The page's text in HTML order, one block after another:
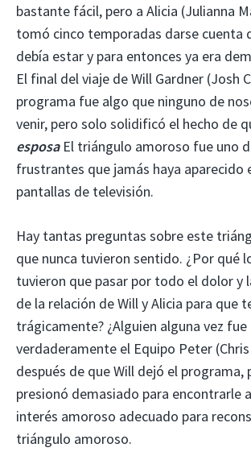
bastante fácil, pero a Alicia (Julianna
tomó cinco temporadas darse cuenta
debía estar y para entonces ya era
El final del viaje de Will Gardner (Josh
programa fue algo que ninguno de
venir, pero solo solidificó el hecho de
esposaEl triángulo amoroso fue uno
frustrantes que jamás haya aparecido
pantallas de televisión.
Hay tantas preguntas sobre este
que nunca tuvieron sentido. ¿Por qué
tuvieron que pasar por todo el dolor y
de la relación de Will y Alicia para que
trágicamente? ¿Alguien alguna vez fue
verdaderamente el Equipo Peter
después de que Will dejó el programa,
presionó demasiado para encontrarle
interés amoroso adecuado para
triángulo amoroso.